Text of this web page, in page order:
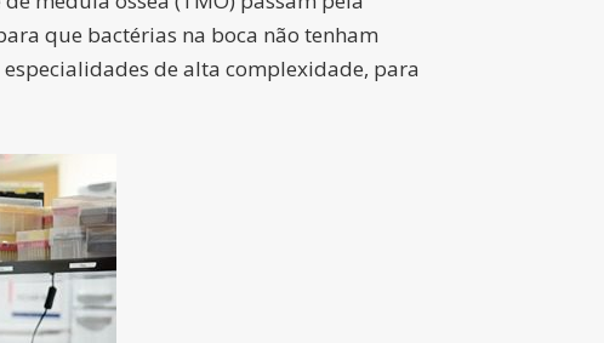
que bactérias na boca não tenham
de alta complexidade, para